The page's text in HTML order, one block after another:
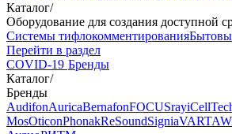
Каталог/
Оборудование для создания доступной
Системы тифлокомментирования
Перейти в раздел
COVID-19 Бренды
Каталог/
Бренды
AudifonAuricaBernafonFOCUSray
MosOticonPhonakReSoundSigniaVARTA